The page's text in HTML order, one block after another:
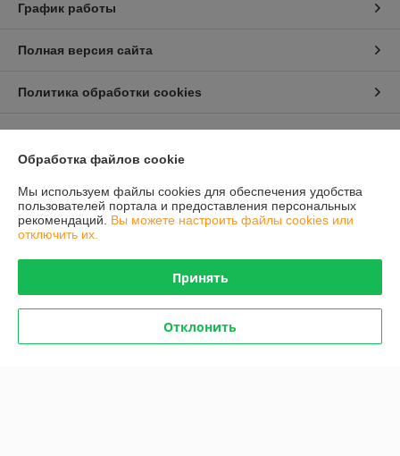
График работы
Полная версия сайта
Политика обработки cookies
Сайт создан на платформе Deal.by
Индивидуальный предприниматель:ИП Чукович Людмила Юрьевна
г.Минск, ул. Белецкого, 20-191
Регистрационный номер ЕГР: 191569554
Обработка файлов cookie
Мы используем файлы cookies для обеспечения удобства
пользователей портала и предоставления персональных
рекомендаций. Вы можете настроить файлы cookies или
отключить их.
Принять
Отклонить